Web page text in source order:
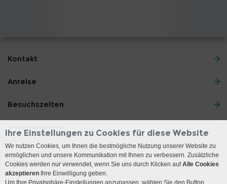
Kontakt
Anreise
Besuchszeiten
Ärzte und Zuweiser
Ihre Einstellungen zu Cookies für diese Website
Wir nutzen Cookies, um Ihnen die bestmögliche Nutzung unserer Website zu
ermöglichen und unsere Kommunikation mit Ihnen zu verbessern. Zusätzliche
Cookies werden nur verwendet, wenn Sie uns durch Klicken aufAlle Cookies
akzeptieren Ihre Einwilligung geben.
Um Ihre Privatsphäre-Einstellungen anzupassen, wählen Sie den Button